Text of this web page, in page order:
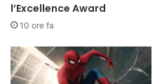
l’Excellence Award
10 ore fa